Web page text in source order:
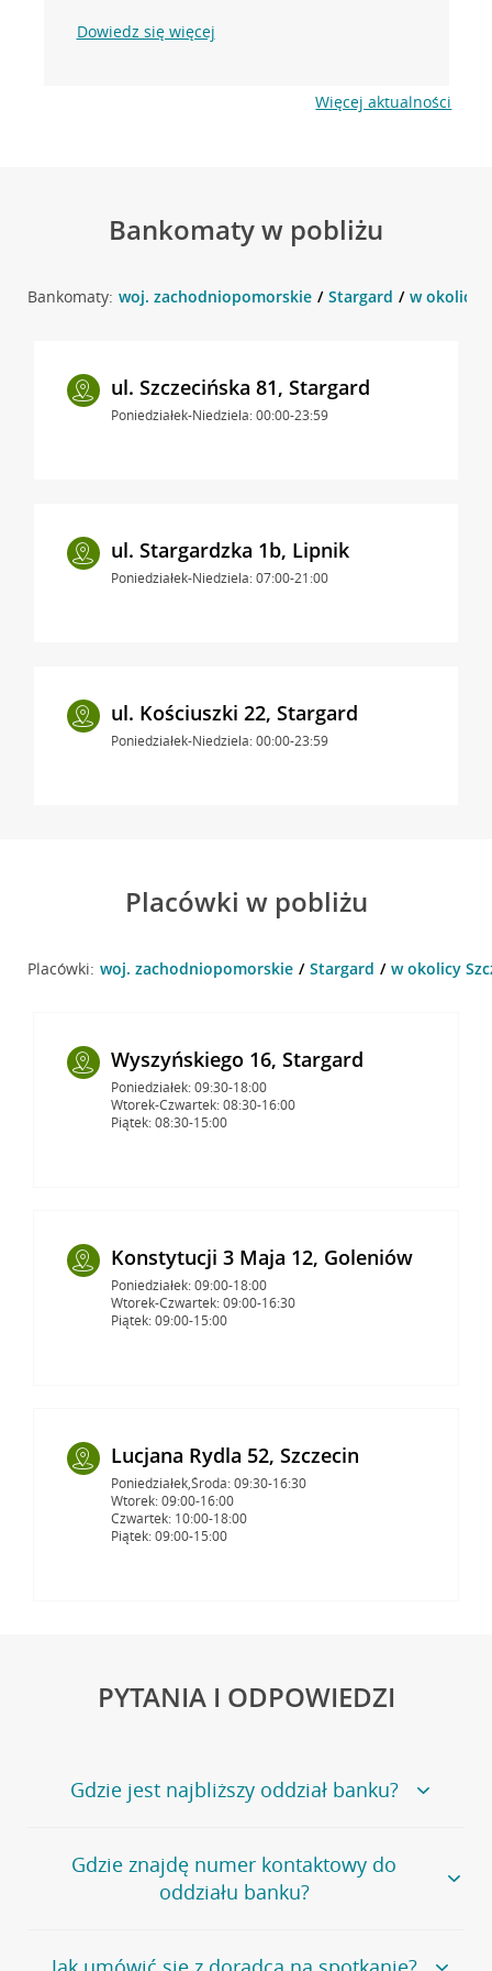
Dowiedz się więcej
Więcej aktualności
Bankomaty w pobliżu
Bankomaty: woj. zachodniopomorskie Stargard w okolicy
ul. Szczecińska 81, Stargard
Poniedziałek-Niedziela: 00:00-23:59
ul. Stargardzka 1b, Lipnik
Poniedziałek-Niedziela: 07:00-21:00
ul. Kościuszki 22, Stargard
Poniedziałek-Niedziela: 00:00-23:59
Placówki w pobliżu
Placówki: woj. zachodniopomorskie Stargard w okolicy
Wyszyńskiego 16, Stargard
Poniedziałek: 09:30-18:00
Wtorek-Czwartek: 08:30-16:00
Piątek: 08:30-15:00
Konstytucji 3 Maja 12, Goleniów
Poniedziałek: 09:00-18:00
Wtorek-Czwartek: 09:00-16:30
Piątek: 09:00-15:00
Lucjana Rydla 52, Szczecin
Poniedziałek,Środa: 09:30-16:30
Wtorek: 09:00-16:00
Czwartek: 10:00-18:00
Piątek: 09:00-15:00
PYTANIA I ODPOWIEDZI
Gdzie jest najbliższy oddział banku?
Jeśli szukasz oddziału naszego banku, zapraszamy na
stronęPlacówki i bankomaty, na której znajduje się
wygodna wyszukiwarka.
oddziałów
Gdzie znajdę numer kontaktowy do
oddziału banku?
Bank Credit Agricole nie udostępnia ogólnego numeru